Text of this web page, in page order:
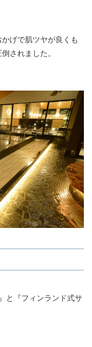
げで肌ツヤが良くも
されました。
と『フィンランド式サ